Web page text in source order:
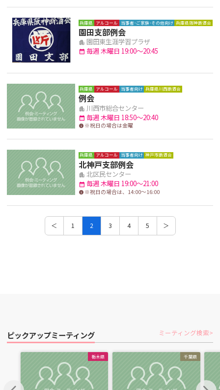
兵庫県 アルコール 当事者･ご家族･その他向け 兵庫県阪神断酒会
園田支部例会
apartment 園田東生涯学習プラザ
calendar_month 毎週 木曜日 19:00～20:45
兵庫県 アルコール 当事者向け 兵庫県川西断酒会
例会
apartment 川西市総合センター
calendar_month 毎週 木曜日 18:50～20:40
info ※祝日の場合は金曜
兵庫県 アルコール 当事者向け 神戸市断酒会
北神戸支部例会
apartment 北区民センター
calendar_month 毎週 木曜日 19:00～21:00
info ※祝日の場合は、14:00〜16:00
＜ 1 2 3 4 5 ＞
ピックアップミーティング ミーティング検索
栃木県 千葉県